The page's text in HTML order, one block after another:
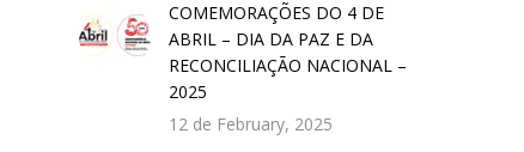
COMEMORAÇÕES DO 4 DE
ABRIL – DIA DA PAZ E DA
RECONCILIAÇÃO NACIONAL –
2025
12 de February, 2025